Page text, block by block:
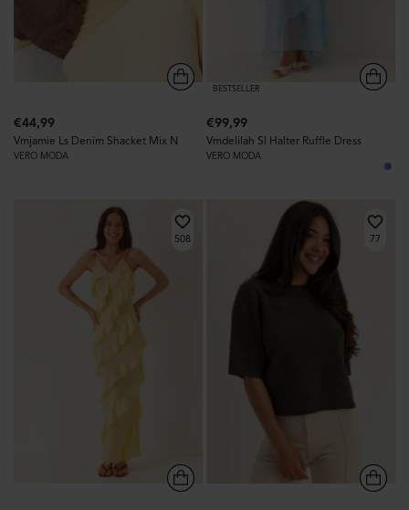
€44,99
Vmjamie Ls Denim Shacket Mix N
VERO MODA
BESTSELLER
€99,99
Vmdelilah Sl Halter Ruffle Dress
VERO MODA
508 77